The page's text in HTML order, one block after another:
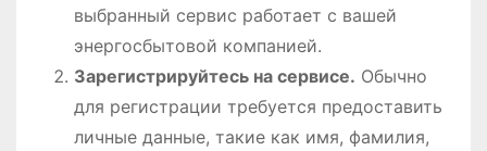
выбранный сервис работает с вашей
энергосбытовой компанией.
Зарегистрируйтесь на сервисе. Обычно
для регистрации требуется предоставить
личные данные, такие как имя, фамилия,